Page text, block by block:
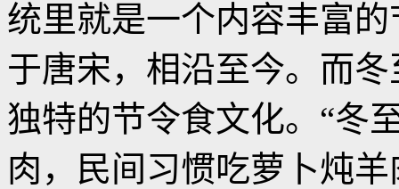
统里就是一个内容丰富
于唐宋，相沿至今。而
独特的节令食文化。“冬
肉，民间习惯吃萝卜炖